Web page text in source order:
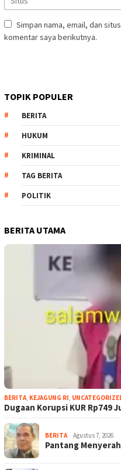
Simpan nama, email, dan
komentar saya berikutnya.
TOPIK POPULER
BERITA
HUKUM
KRIMINAL
TAG BERITA
POLITIK
BERITA UTAMA
BERITA, KEJAGUNG RI,
Dugaan Korupsi KUR Rp749
BERITA Agustus 7, 2026
Pantang